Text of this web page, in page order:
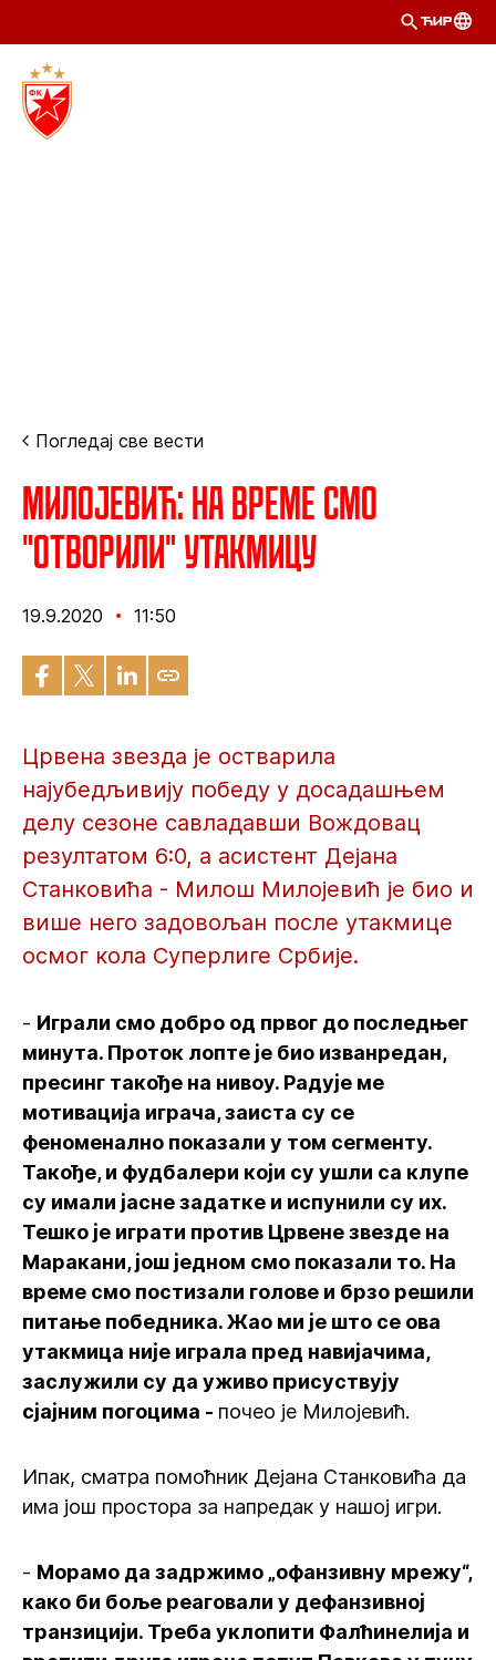
ЋИР
Погледај све вести
Милојевић: На време смо
"отворили" утакмицу
19.9.2020 11:50
Црвена звезда је остварила
најубедљивију победу у досадашњем
делу сезоне савладавши Вождовац
резултатом 6:0, а асистент Дејана
Станковића - Милош Милојевић је био и
више него задовољан после утакмице
осмог кола Суперлиге Србије.
- Играли смо добро од првог до последњег
минута. Проток лопте је био изванредан,
пресинг такође на нивоу. Радује ме
мотивација играча, заиста су се
феноменално показали у том сегменту.
Такође, и фудбалери који су ушли са клупе
су имали јасне задатке и испунили су их.
Тешко је играти против Црвене звезде на
Маракани, још једном смо показали то. На
време смо постизали голове и брзо решили
питање победника. Жао ми је што се ова
утакмица није играла пред навијачима,
заслужили су да уживо присуствују
сјајним погоцима - почео је Милојевић.
Ипак, сматра помоћник Дејана Станковића да
има још простора за напредак у нашој игри.
- Морамо да задржимо „офанзивну мрежу“,
како би боље реаговали у дефанзивној
транзицији. Треба уклопити Фалћинелија и